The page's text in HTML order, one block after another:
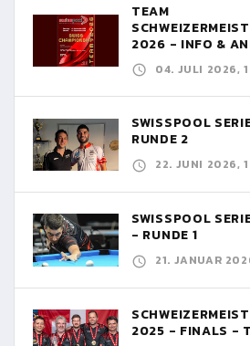
TEAM
2026 - INFO &
04. JULI 2026,
SWISSPOOL
RUNDE 2
22. JUNI 2026,
SWISSPOOL
- RUNDE 1
21. JANUAR
2025 - FINALS -